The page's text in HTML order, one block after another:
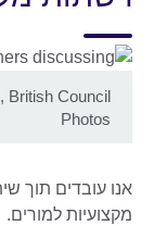
British Council
Photos
אנו עובדים תוך
מקצועיות